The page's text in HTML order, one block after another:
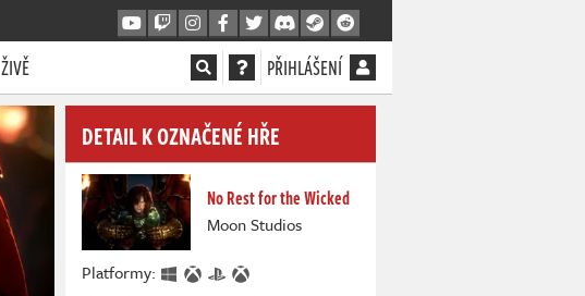
ŽIVĚ PŘIHLÁŠENÍ
DETAIL K OZNAČENÉ HŘE
No Rest for the Wicked
Moon Studios
Platformy: